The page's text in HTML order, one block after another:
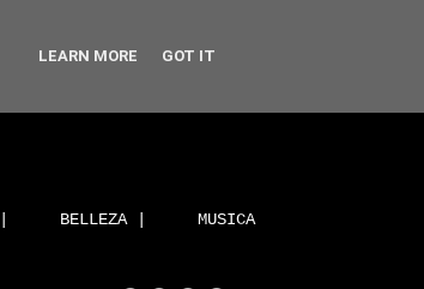
BELLEZA | MUSICA
LEARN MORE GOT IT